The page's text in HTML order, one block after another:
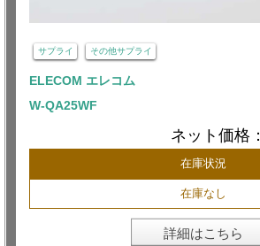
サプライ その他サプライ
ELECOM エレコム
W-QA25WF
ネット価格：
在庫状況
在庫なし
詳細はこちら